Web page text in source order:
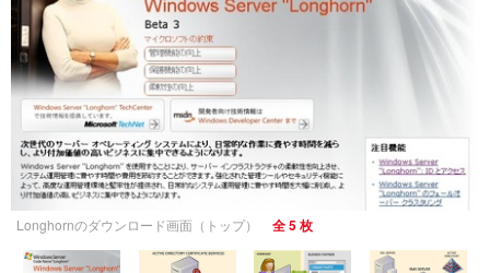
Longhornのダウンロード画面（トップ） 全 5 枚